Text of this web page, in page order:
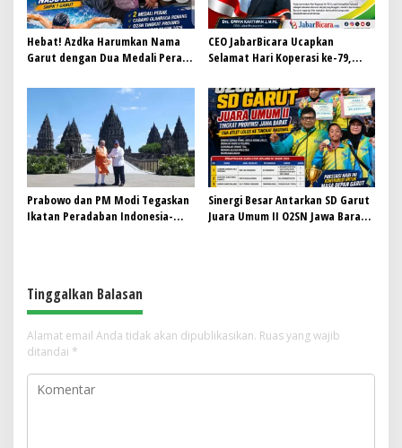
Hebat! Azdka Harumkan Nama
Garut dengan Dua Medali Perak
CEO JabarBicara Ucapkan
Selamat Hari Koperasi ke-79,
Kebangkitan Ekonomi Nasional
Prabowo dan PM Modi Tegaskan
Ikatan Peradaban Indonesia-
Sinergi Besar Antarkan SD Garut
Juara Umum II O2SN Jawa Barat
Tinggalkan Balasan
Alamat email Anda tidak akan dipublikasikan. Ruas yang wajib
ditandai *